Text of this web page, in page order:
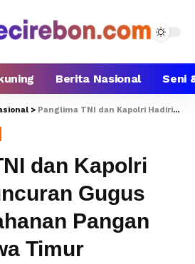
Berita Nasional Seni
> Panglima TNI dan Kapolri Hadiri Peluncuran Gugus Tugas Ketahanan Pangan Polri di Jawa Timur
dan Kapolri
Gugus
Pangan
Timur